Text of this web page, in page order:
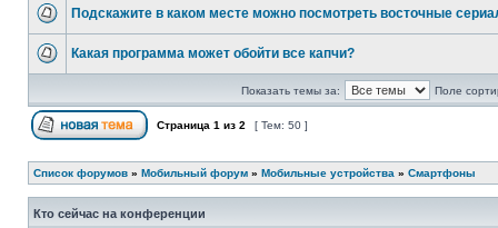
Подскажите в каком месте можно посмотреть восточные
Какая программа может обойти все капчи?
Показать темы за: Поле
Страница 1 из 2 [ Тем: 50 ]
Список форумов » Мобильный форум » Мобильные устройства » Смартфоны
Кто сейчас на конференции